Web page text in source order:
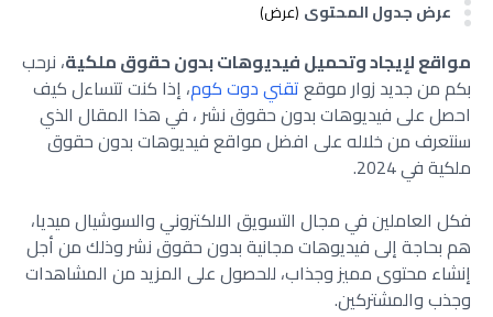
عرض جدول المحتوى (عرض)
مواقع لإيجاد وتحميل فيديوهات بدون حقوق ملكية، نرحب
بكم من جديد زوار موقعتقني دوت كوم، إذا كنت تتساءل كيف
احصل على فيديوهات بدون حقوق نشر ، في هذا المقال الذي
سنتعرف من خلاله على افضل مواقع فيديوهات بدون حقوق
ملكية في 2024.
فكل العاملين في مجال التسويق الالكتروني والسوشيال ميديا،
هم بحاجة إلى فيديوهات مجانية بدون حقوق نشر وذلك من أجل
إنشاء محتوى مميز وجذاب، للحصول على المزيد من المشاهدات
وجذب والمشتركين.